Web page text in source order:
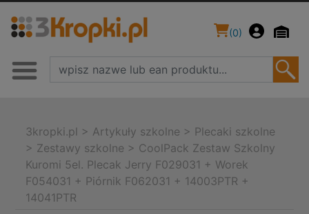
(0)
3kropki.pl > Artykuły szkolne > Plecaki szkolne
> Zestawy szkolne > CoolPack Zestaw Szkolny
Kuromi 5el. Plecak Jerry F029031 + Worek
F054031 + Piórnik F062031 + 14003PTR +
14041PTR